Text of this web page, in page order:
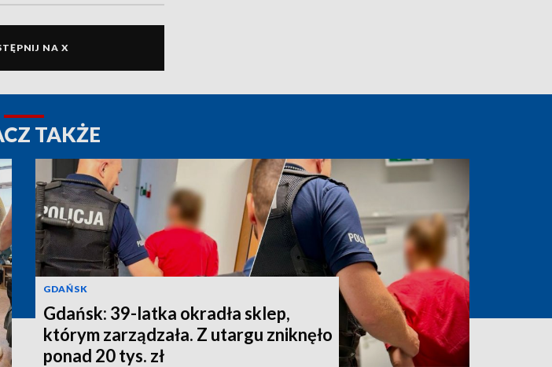
NA X
TAKŻE
GDAŃSK
Gdańsk: 39-latka okradła sklep,
którym zarządzała. Z utargu zniknęło
ponad 20 tys. zł